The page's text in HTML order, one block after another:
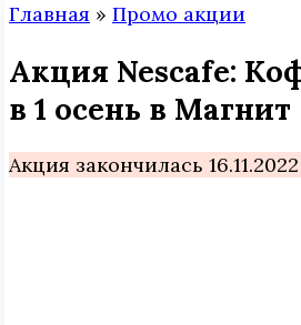
Главная » Промо акции
Акция Nescafe:
в 1 осень в Магнит
Акция закончилась 16.11.2022